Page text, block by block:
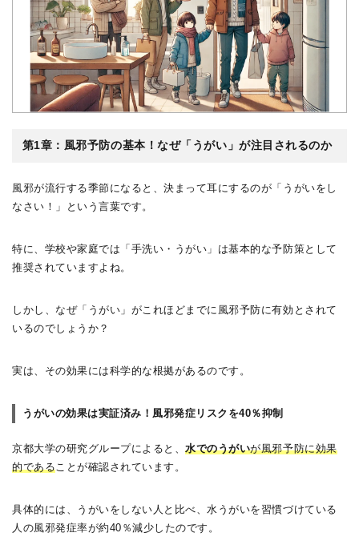
第1章：風邪予防の基本！なぜ「うがい」が注目されるのか
風邪が流行する季節になると、決まって耳にするのが「うがいをし
なさい！」という言葉です。
特に、学校や家庭では「手洗い・うがい」は基本的な予防策として
推奨されていますよね。
しかし、なぜ「うがい」がこれほどまでに風邪予防に有効とされて
いるのでしょうか？
実は、その効果には科学的な根拠があるのです。
うがいの効果は実証済み！風邪発症リスクを40％抑制
京都大学の研究グループによると、水でのうがいが風邪予防に効果
的である ことが確認されています。
具体的には、うがいをしない人と比べ、水うがいを習慣づけている
人の風邪発症率が約40％減少したのです。